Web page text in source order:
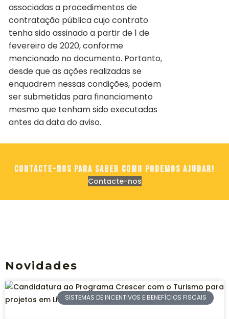
associadas a procedimentos de
contratação pública cujo contrato
tenha sido assinado a partir de 1 de
fevereiro de 2020, conforme
mencionado no documento. Portanto,
desde que as ações realizadas se
enquadrem nessas condições, podem
ser submetidas para financiamento
mesmo que tenham sido executadas
antes da data do aviso.
Contacte-nos para saber como podemos ajudar!
Contacte-nos
Novidades
SISTEMAS DE INCENTIVOS E BENEFÍCIOS FISCAIS